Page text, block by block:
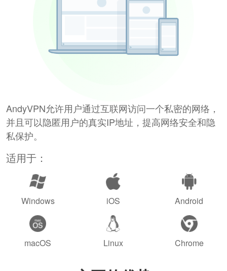
AndyVPN允许用户通过互联网访问一个私密的网络，
并且可以隐匿用户的真实IP地址，提高网络安全和隐
私保护。
适用于：
Windows iOS Android
macOS Linux Chrome